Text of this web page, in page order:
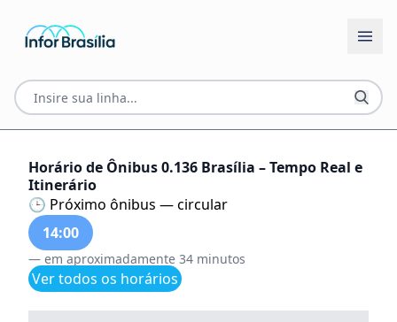
Horário de Ônibus 0.136 Brasília – Tempo Real e
Itinerário
🕒 Próximo ônibus — circular
14:00
— em aproximadamente 34 minutos
Ver todos os horários